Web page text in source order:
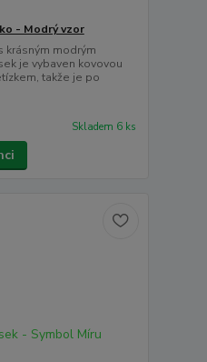
- Modrý vzor
krásným modrým
je vybaven kovovou
takže je po
Skladem 6 ks